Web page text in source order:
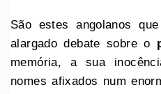
São estes angolanos
alargado debate sobre o
memória, a sua
nomes afixados num